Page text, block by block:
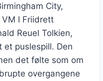
City,
VM I Friidrett
Reuel Tolkien,
et puslespill. Den
det følte som om
overgangene